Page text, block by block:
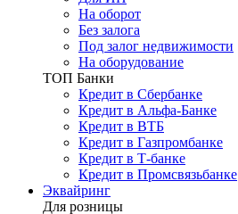
На оборот
Без залога
Под залог недвижимости
На оборудование
ТОП Банки
Кредит в Сбербанке
Кредит в Альфа-Банке
Кредит в ВТБ
Кредит в Газпромбанке
Кредит в Т-банке
Кредит в Промсвязьбанке
Эквайринг
Для розницы